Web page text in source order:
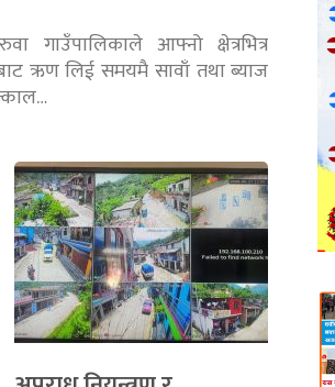
गाउँपालिकाले आफ्नो क्षेत्रभित्र
ऋण लिई समयमै सावाँ तथा ब्याज